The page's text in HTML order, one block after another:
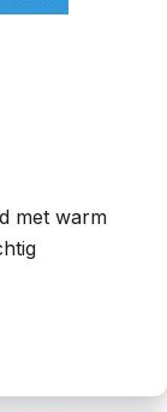
met warm